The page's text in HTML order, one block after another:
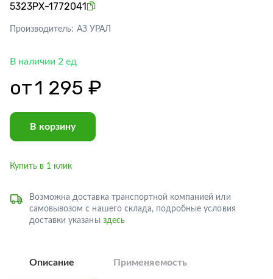
5323РХ-1772041
Производитель: АЗ УРАЛ
В наличии 2 ед
от1 295 ₽
В корзину
Купить в 1 клик
Возможна доставка транспортной компанией или
самовывозом с нашего склада, подробные условия
доставки указаны здесь
Описание Применяемость